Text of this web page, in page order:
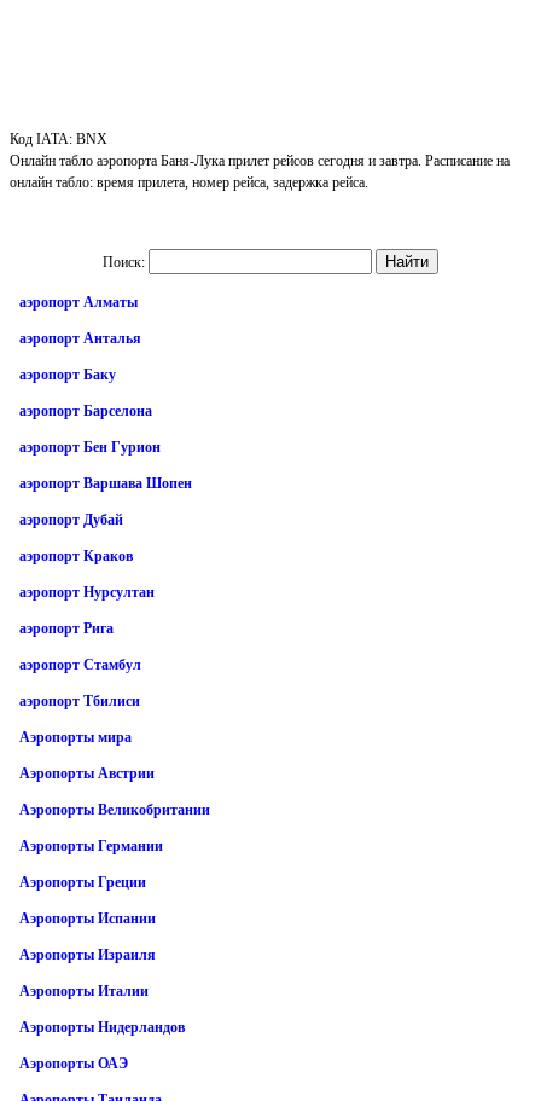
Код IATA: BNX
Онлайн табло аэропорта Баня-Лука прилет рейсов сегодня и завтра. Расписание на
онлайн табло: время прилета, номер рейса, задержка рейса.
Поиск:
аэропорт Алматы
аэропорт Анталья
аэропорт Баку
аэропорт Барселона
аэропорт Бен Гурион
аэропорт Варшава Шопен
аэропорт Дубай
аэропорт Краков
аэропорт Нурсултан
аэропорт Рига
аэропорт Стамбул
аэропорт Тбилиси
Аэропорты мира
Аэропорты Австрии
Аэропорты Великобритании
Аэропорты Германии
Аэропорты Греции
Аэропорты Испании
Аэропорты Израиля
Аэропорты Италии
Аэропорты Нидерландов
Аэропорты ОАЭ